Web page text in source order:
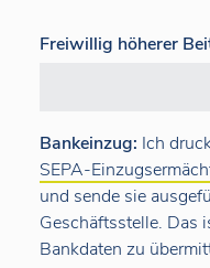
Freiwillig höherer
Bankeinzug: Ich
SEPA-
und sende sie
Geschäftsstelle. Das
Bankdaten zu